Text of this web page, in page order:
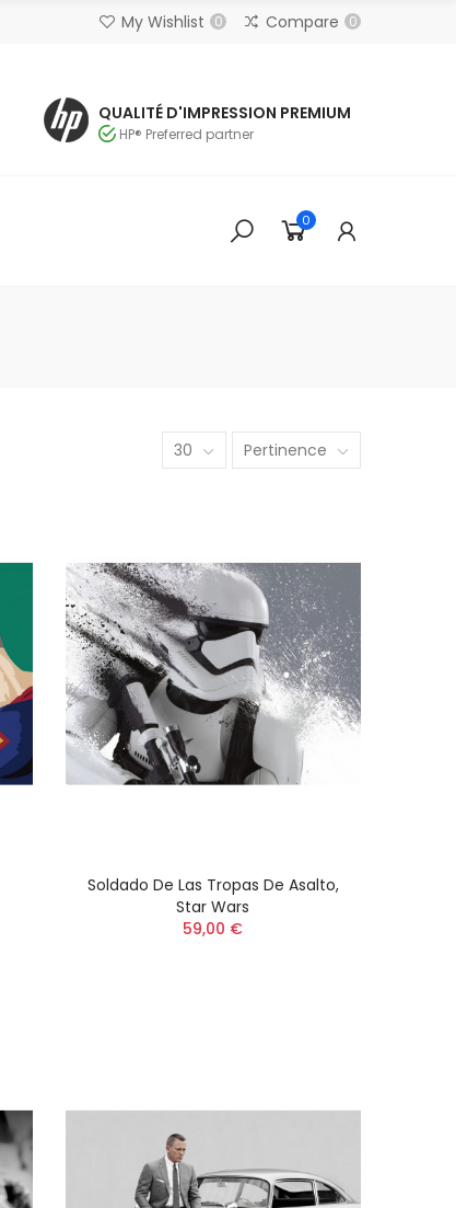
My Wishlist 0 Compare 0
QUALITÉ D'IMPRESSION PREMIUM
HP® Preferred partner
0
30 Pertinence
Soldado De Las Tropas De Asalto,
Star Wars
59,00 €